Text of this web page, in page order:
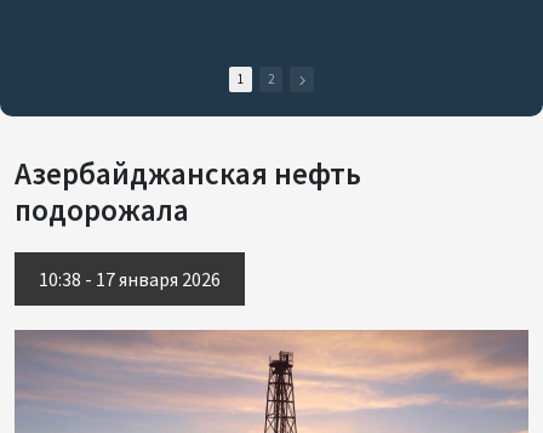
1 2
Азербайджанская нефть
подорожала
10:38 - 17 января 2026